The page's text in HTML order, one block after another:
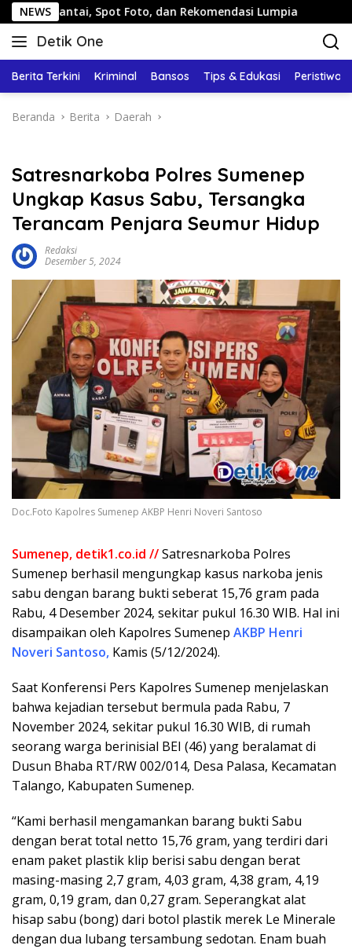
Langsung
ke
konten
NEWS
Spot Foto, dan Rekomendasi Lumpia Panduan
Detik One
Tajam
Fakta
Berita Terkini Kriminal Bansos Tips & Edukasi Peristiwa
Beranda Berita Daerah
Satresnarkoba Polres Sumenep
Ungkap Kasus Sabu, Tersangka
Terancam Penjara Seumur Hidup
Redaksi
Desember 5, 2024
Doc.Foto Kapolres Sumenep AKBP Henri Noveri Santoso
Sumenep, detik1.co.id //Satresnarkoba Polres
Sumenep berhasil mengungkap kasus narkoba jenis
sabu dengan barang bukti seberat 15,76 gram pada
Rabu, 4 Desember 2024, sekitar pukul 16.30 WIB. Hal ini
disampaikan oleh Kapolres Sumenep AKBP Henri
Noveri Santoso, Kamis (5/12/2024).
Saat Konferensi Pers Kapolres Sumenep menjelaskan
bahwa kejadian tersebut bermula pada Rabu, 7
November 2024, sekitar pukul 16.30 WIB, di rumah
seorang warga berinisial BEI (46) yang beralamat di
Dusun Bhaba RT/RW 002/014, Desa Palasa, Kecamatan
Talango, Kabupaten Sumenep.
“Kami berhasil mengamankan barang bukti Sabu
dengan berat total netto 15,76 gram, yang terdiri dari
enam paket plastik klip berisi sabu dengan berat
masing-masing 2,7 gram, 4,03 gram, 4,38 gram, 4,19
gram, 0,19 gram, dan 0,27 gram. Seperangkat alat
hisap sabu (bong) dari botol plastik merek Le Minerale
dengan dua lubang tersambung sedotan. Enam buah